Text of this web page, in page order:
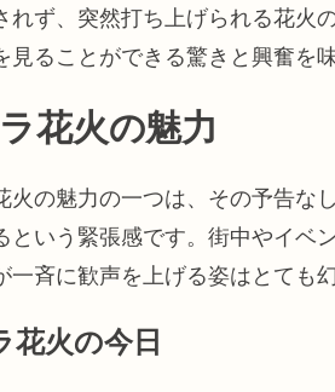
れず、突然打ち上げられる花火
見ることができる驚きと興奮を
花火の魅力
火の魅力の一つは、その予告な
という緊張感です。街中やイベ
一斉に歓声を上げる姿はとても
花火の今日